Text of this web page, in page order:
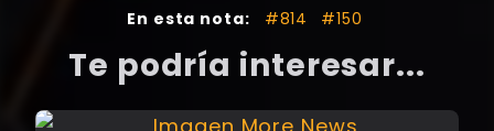
En esta nota: #814 #150
Te podría interesar...